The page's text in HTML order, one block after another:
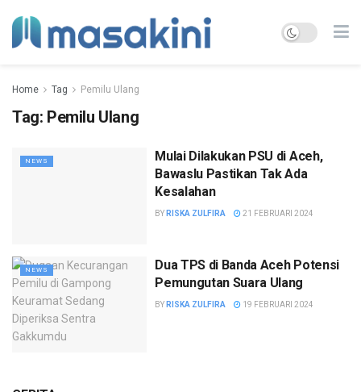
Home Tag Pemilu Ulang
Tag: Pemilu Ulang
NEWS
Mulai Dilakukan PSU di Aceh,
Bawaslu Pastikan Tak Ada
Kesalahan
BY RISKA ZULFIRA 21 FEBRUARI 2024
NEWS
Dua TPS di Banda Aceh Potensi
Pemungutan Suara Ulang
BY RISKA ZULFIRA 19 FEBRUARI 2024